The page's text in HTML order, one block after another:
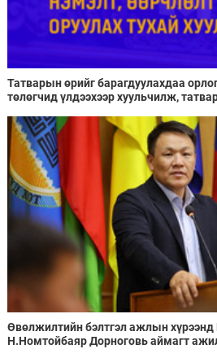
Татварын өрийг барагдуулахдаа
төлөгчид үлдээхээр хуульчилж,
Өвөлжилтийн бэлтгэл ажлын
Н.Номтойбаяр Дорноговь аймагт